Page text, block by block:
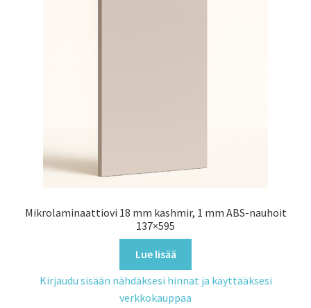
Mikrolaminaattiovi 18 mm kashmir, 1 mm ABS-nauhoit
137×595
Lue lisää
Kirjaudu sisään nähdäksesi hinnat ja käyttääksesi
verkkokauppaa